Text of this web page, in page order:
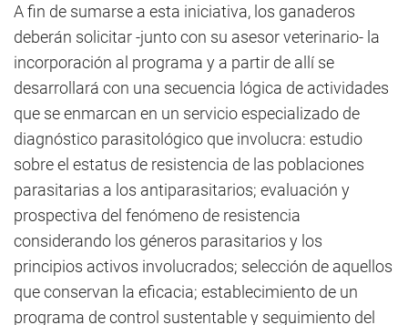
A fin de sumarse a esta iniciativa, los ganaderos
deberán solicitar -junto con su asesor veterinario- la
incorporación al programa y a partir de allí se
desarrollará con una secuencia lógica de actividades
que se enmarcan en un servicio especializado de
diagnóstico parasitológico que involucra: estudio
sobre el estatus de resistencia de las poblaciones
parasitarias a los antiparasitarios; evaluación y
prospectiva del fenómeno de resistencia
considerando los géneros parasitarios y los
principios activos involucrados; selección de aquellos
que conservan la eficacia; establecimiento de un
programa de control sustentable y seguimiento del